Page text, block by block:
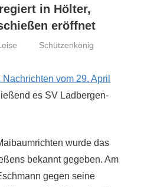
in Hölter,
eröffnet
Schützenkönig
vom 29. April
es SV Ladbergen-
wurde das
bekan­nt gegeben. Am
gegen seine